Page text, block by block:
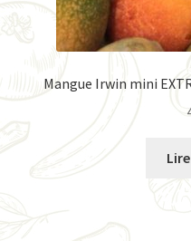
Mangue Irwin mini